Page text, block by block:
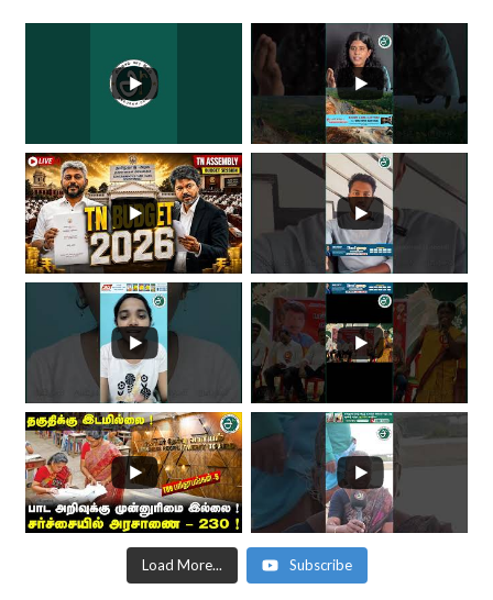
Load More... Subscribe